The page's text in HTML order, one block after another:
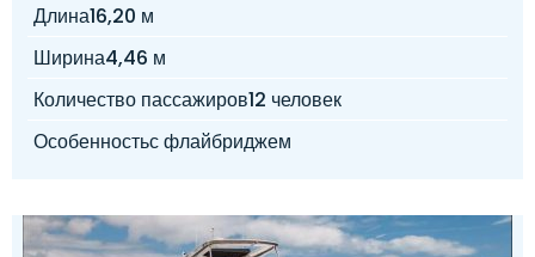
Длина16,20 м
Ширина4,46 м
Количество пассажиров12 человек
Особенностьс флайбриджем